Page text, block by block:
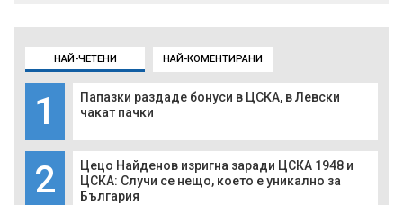
НАЙ-ЧЕТЕНИ НАЙ-КОМЕНТИРАНИ
1
Папазки раздаде бонуси в ЦСКА, в Левски
чакат пачки
2
Цецо Найденов изригна заради ЦСКА 1948 и
ЦСКА: Случи се нещо, което е уникално за
България